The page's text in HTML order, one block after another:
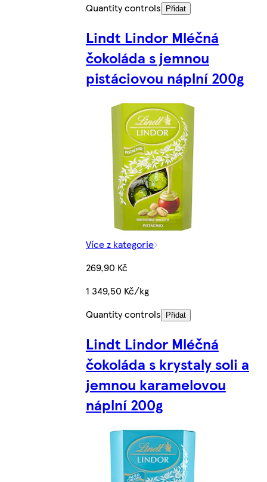
Quantity controls
Přidat
Lindt Lindor Mléčná
čokoláda s jemnou
pistáciovou náplní 200g
Více z kategorie
269,90 Kč
1 349,50 Kč/kg
Quantity controls
Přidat
Lindt Lindor Mléčná
čokoláda s krystaly soli a
jemnou karamelovou
náplní 200g